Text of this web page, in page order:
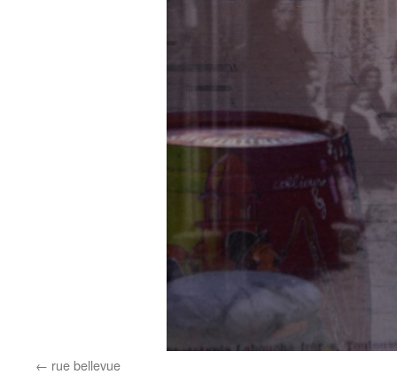
rue bellevue